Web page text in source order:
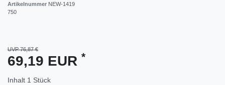
Artikelnummer NEW-1419
750
UVP 76,87 €
69,19 EUR *
Inhalt 1 Stück